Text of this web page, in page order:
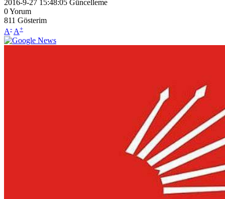
2016-9-27 15:48:05 Güncelleme
0Yorum
811 Gösterim
A- A+